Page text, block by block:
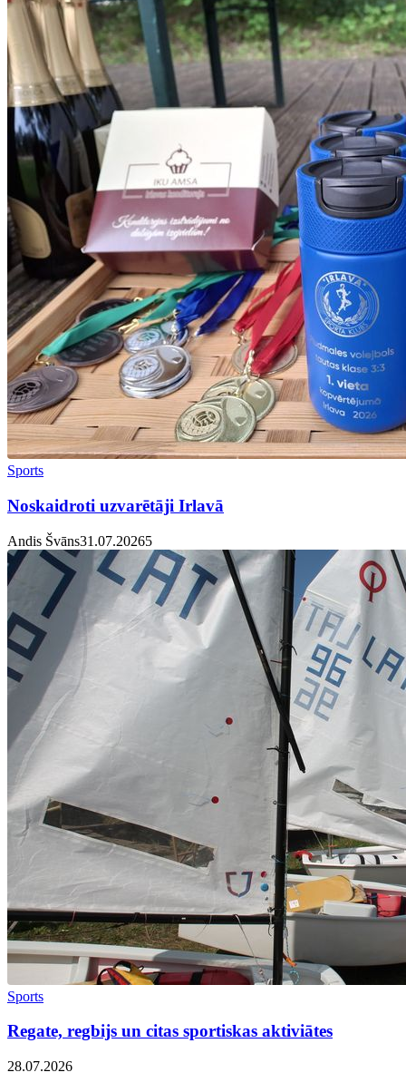
Sports
Noskaidroti uzvarētāji Irlavā
Andis Švāns31.07.20265
Sports
Regate, regbijs un citas sportiskas aktiviātes
28.07.2026